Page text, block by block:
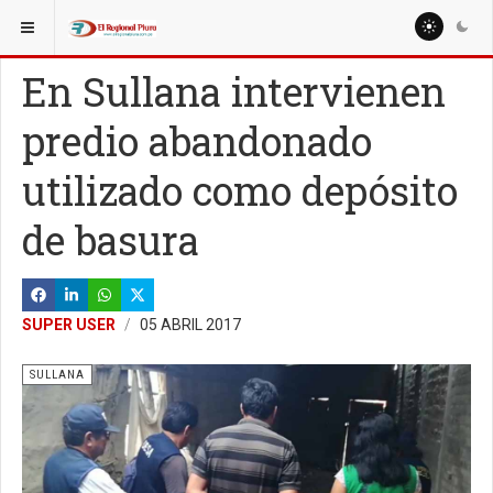
ESTÁ AQUÍ: LOCALES
En Sullana intervienen
predio abandonado
utilizado como depósito
de basura
SUPER USER 05 ABRIL 2017
SULLANA